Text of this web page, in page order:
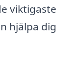
viktigaste
hjälpa dig